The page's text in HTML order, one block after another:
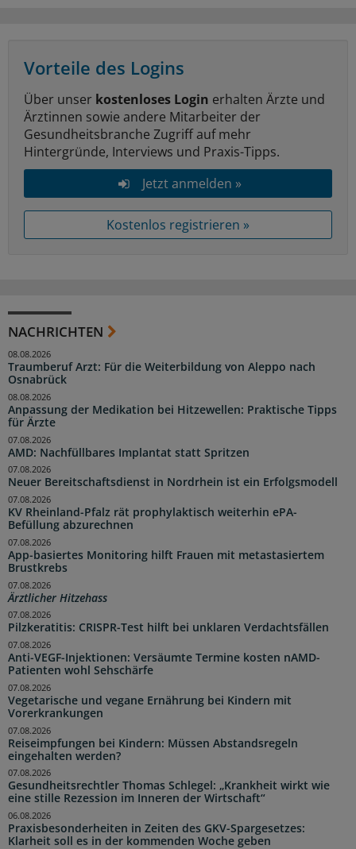
Vorteile des Logins
Über unser kostenloses Login erhalten Ärzte und
Ärztinnen sowie andere Mitarbeiter der
Gesundheitsbranche Zugriff auf mehr
Hintergründe, Interviews und Praxis-Tipps.
Jetzt anmelden »
Kostenlos registrieren »
NACHRICHTEN
Traumberuf Arzt: Für die Weiterbildung von Aleppo nach
Osnabrück
08.08.2026
Anpassung der Medikation bei Hitzewellen: Praktische Tipps
für Ärzte
08.08.2026
AMD: Nachfüllbares Implantat statt Spritzen
07.08.2026
Neuer Bereitschaftsdienst in Nordrhein ist ein Erfolgsmodell
07.08.2026
KV Rheinland-Pfalz rät prophylaktisch weiterhin ePA-
Befüllung abzurechnen
07.08.2026
App-basiertes Monitoring hilft Frauen mit metastasiertem
Brustkrebs
07.08.2026
Ärztlicher Hitzehass
07.08.2026
Pilzkeratitis: CRISPR-Test hilft bei unklaren Verdachtsfällen
07.08.2026
Anti-VEGF-Injektionen: Versäumte Termine kosten nAMD-
Patienten wohl Sehschärfe
07.08.2026
Vegetarische und vegane Ernährung bei Kindern mit
Vorerkrankungen
07.08.2026
Reiseimpfungen bei Kindern: Müssen Abstandsregeln
eingehalten werden?
07.08.2026
Gesundheitsrechtler Thomas Schlegel: „Krankheit wirkt wie
eine stille Rezession im Inneren der Wirtschaft“
07.08.2026
Praxisbesonderheiten in Zeiten des GKV-Spargesetzes:
Klarheit soll es in der kommenden Woche geben
06.08.2026